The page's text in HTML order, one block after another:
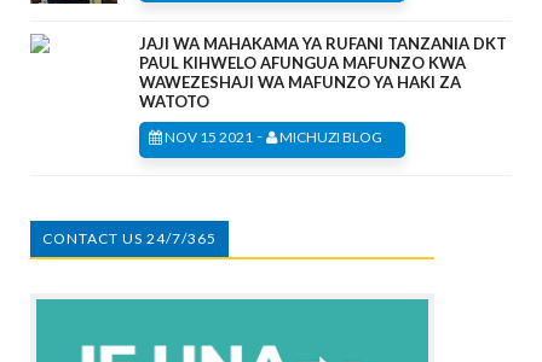
JAJI WA MAHAKAMA YA RUFANI TANZANIA DKT
PAUL KIHWELO AFUNGUA MAFUNZO KWA
WAWEZESHAJI WA MAFUNZO YA HAKI ZA
WATOTO
NOV 15 2021 - MICHUZI BLOG
CONTACT US 24/7/365